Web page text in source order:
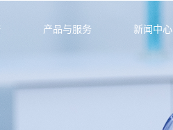
产品与服务 新闻中心